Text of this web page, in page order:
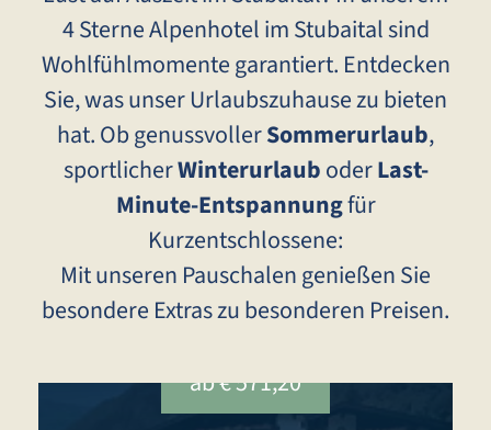
4 Sterne Alpenhotel im Stubaital sind
Wohlfühlmomente garantiert. Entdecken
Sie, was unser Urlaubszuhause zu bieten
hat. Ob genussvollerSommerurlaub,
sportlicherWinterurlauboderLast-
Minute-Entspannungfür
Kurzentschlossene:
Mit unseren Pauschalen genießen Sie
besondere Extras zu besonderen Preisen.
ab € 571,20